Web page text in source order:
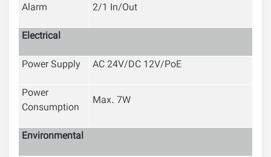
Alarm
2/1 In/Out
Electrical
Power Supply
AC 24V/DC 12V/PoE
Power
Consumption
Max. 7W
Environmental